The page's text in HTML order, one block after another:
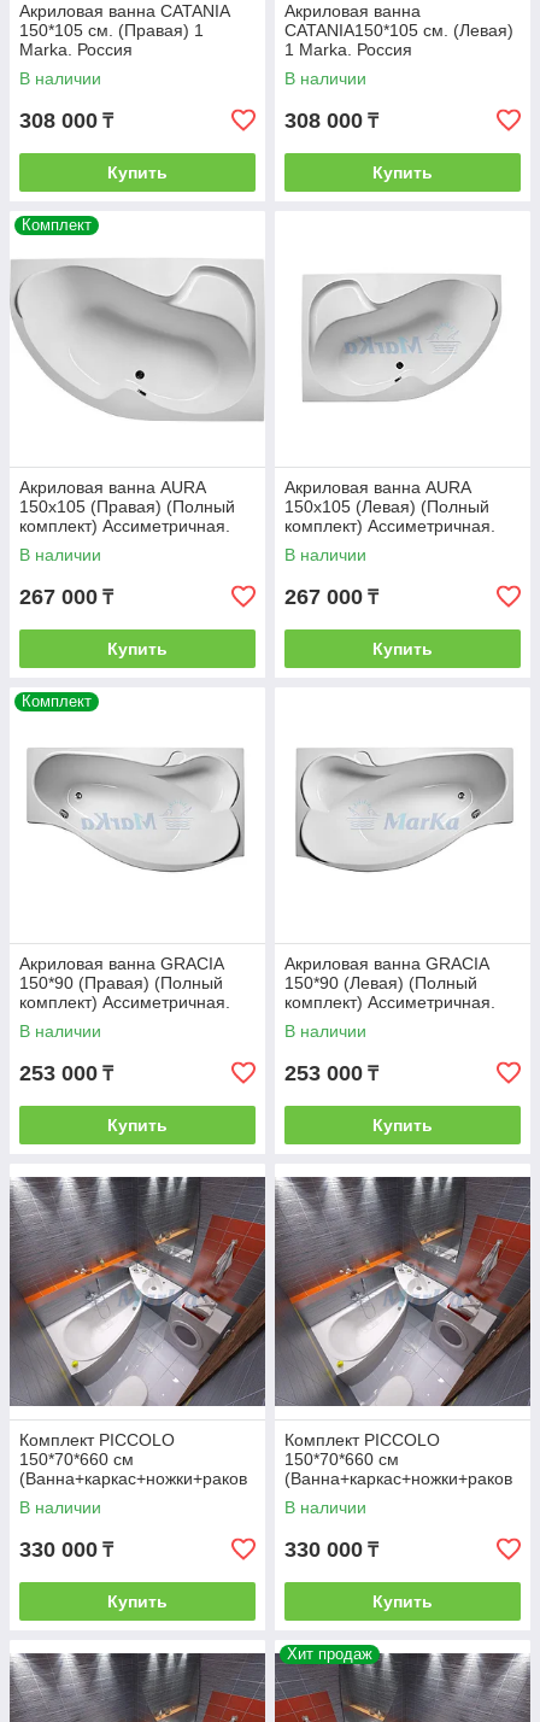
Акриловая ванна CATANIA
150*105 см. (Правая) 1
Marka. Россия
В наличии
308 000 ₸
Купить
Акриловая ванна
CATANIA150*105 см. (Левая)
1 Marka. Россия
В наличии
308 000 ₸
Купить
Комплект
Акриловая ванна AURA
150х105 (Правая) (Полный
комплект) Ассиметричная.
Угловая
В наличии
267 000 ₸
Купить
Акриловая ванна AURA
150х105 (Левая) (Полный
комплект) Ассиметричная.
Угловая
В наличии
267 000 ₸
Купить
Комплект
Акриловая ванна GRACIA
150*90 (Правая) (Полный
комплект) Ассиметричная.
Угловая
В наличии
253 000 ₸
Купить
Акриловая ванна GRACIA
150*90 (Левая) (Полный
комплект) Ассиметричная.
Угловая
В наличии
253 000 ₸
Купить
Комплект PICCOLO
150*70*660 см
(Ванна+каркас+ножки+раков
ина) (Левая).
Ассиметричная. Угловая
В наличии
330 000 ₸
Купить
Комплект PICCOLO
150*70*660 см
(Ванна+каркас+ножки+раков
ина) (Правая).
Ассиметричная. Угловая
В наличии
330 000 ₸
Купить
Хит продаж